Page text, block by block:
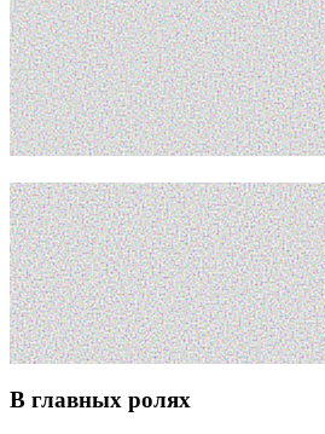
В главных ролях